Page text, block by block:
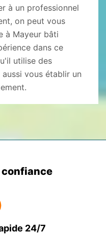
à un professionnel
on peut vous
à Mayeur bâti
dans ce
utilise des
vous établir un
confiance
24/7